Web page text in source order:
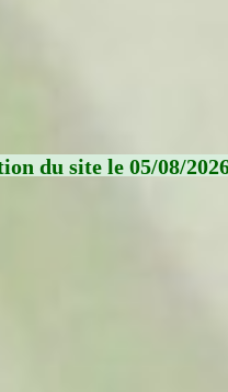
du site le 05/08/